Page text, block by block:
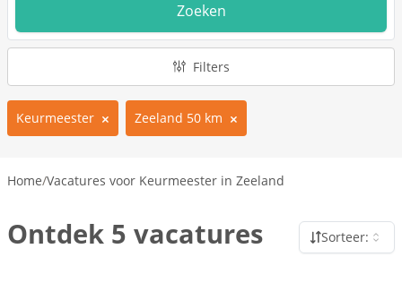
Zoeken
Filters
Keurmeester Zeeland 50 km
Home/Vacatures voor Keurmeester in Zeeland
Ontdek 5 vacatures Sorteer: